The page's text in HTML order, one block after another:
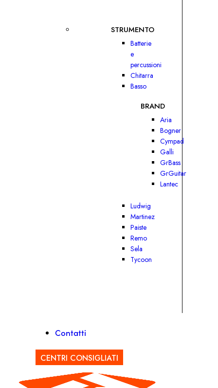
STRUMENTO
Batterie
e
percussioni
Chitarra
Basso
BRAND
Aria
Bogner
Cympad
Galli
GrBass
GrGuitar
Lantec
Ludwig
Martinez
Paiste
Remo
Sela
Tycoon
Contatti
CENTRI CONSIGLIATI